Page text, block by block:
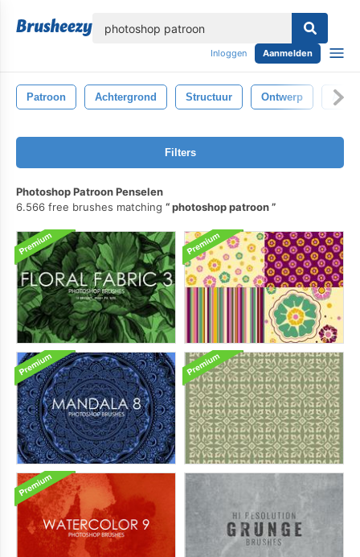
Inloggen Aanmelden
Patroon Achtergrond Structuur Ontwerp
Filters
Photoshop Patroon Penselen
6.566 free brushes matching
photoshop patroon